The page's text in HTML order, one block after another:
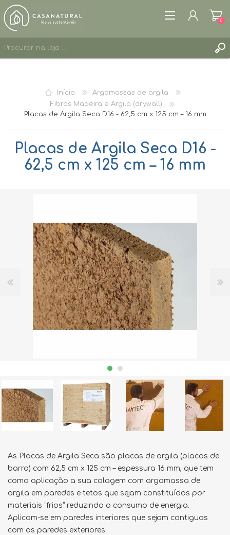
LISTA DE DESEJOS
0
Início
Argamassas de argila
Fibras Madeira e Argila (drywall)
Placas de Argila Seca D16 - 62,5 cm x 125 cm – 16 mm
Placas de Argila Seca D16 -
62,5 cm x 125 cm – 16 mm
As Placas de Argila Seca são placas de argila (placas de
barro) com 62,5 cm x 125 cm – espessura 16 mm, que tem
como aplicação a sua colagem com argamassa de
argila em paredes e tetos que sejam constituídos por
materiais “frios” reduzindo o consumo de energia.
Aplicam-se em paredes interiores que sejam contiguas
com as paredes exteriores.